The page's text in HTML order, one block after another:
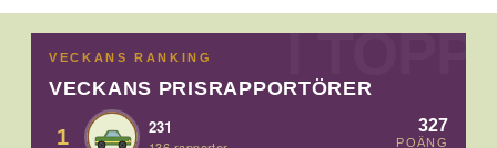
VECKANS RANKING
VECKANS PRISRAPPORTÖRER
1 231 327
POÄNG